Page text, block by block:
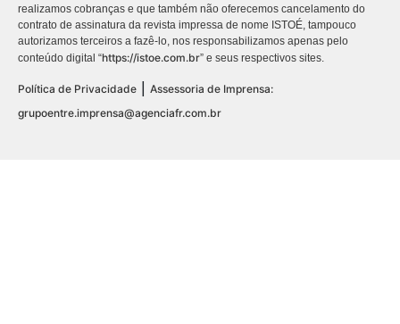
realizamos cobranças e que também não oferecemos cancelamento do
contrato de assinatura da revista impressa de nome ISTOÉ, tampouco
autorizamos terceiros a fazê-lo, nos responsabilizamos apenas pelo
conteúdo digital “https://istoe.com.br” e seus respectivos sites.
Política de Privacidade
Assessoria de Imprensa:
grupoentre.imprensa@agenciafr.com.br